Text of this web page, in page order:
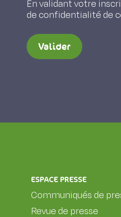
En validant votre
de confidentialité de
Valider
ESPACE PRESSE
Communiqués de
Revue de presse